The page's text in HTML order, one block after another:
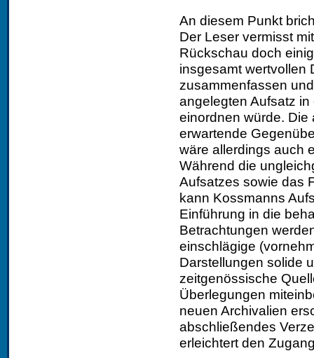
An diesem Punkt
Der Leser vermisst
Rückschau doch
insgesamt wertvollen
zusammenfassen
angelegten Aufsatz
einordnen würde. Die
erwartende
wäre allerdings auch
Während die
Aufsatzes sowie das
kann Kossmanns
Einführung in die
Betrachtungen
einschlägige
Darstellungen solide
zeitgenössische
Überlegungen
neuen Archivalien
abschließendes
erleichtert den